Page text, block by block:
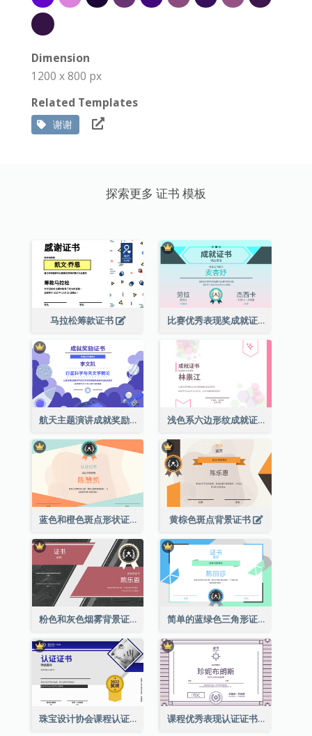
Dimension
1200 x 800 px
Related Templates
谢谢
探索更多 证书 模板
马拉松筹款证书 比赛优秀表现奖成就证书
航天主题演讲成就奖励证书 浅色系六边形纹成就证书
蓝色和橙色斑点形状证书 黄棕色斑点背景证书
粉色和灰色烟雾背景证书 简单的蓝绿色三角形证书
珠宝设计协会课程认证证书 课程优秀表现认证证书